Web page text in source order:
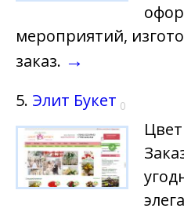
мероприятий,
заказ. →
5. Элит Букет 0